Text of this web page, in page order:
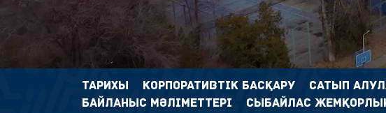
ТАРИХЫ КОРПОРАТИВТІК БАСҚАРУ САТЫП
БАЙЛАНЫС МӘЛІМЕТТЕРІ
СЫБАЙЛАС